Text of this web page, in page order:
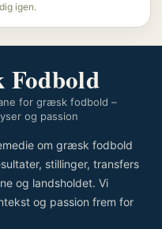
igen.
Fodbold
for græsk fodbold –
og passion
om græsk fodbold
stillinger, transfers
og landsholdet. Vi
og passion frem for